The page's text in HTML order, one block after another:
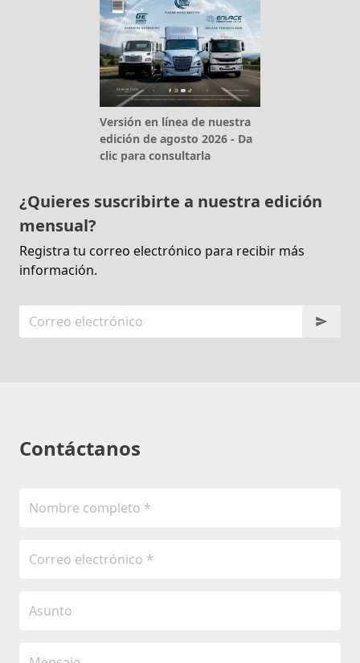
Versión en línea de nuestra
edición de agosto 2026 - Da
clic para consultarla
¿Quieres suscribirte a nuestra edición
mensual?
Registra tu correo electrónico para recibir más
información.
Contáctanos